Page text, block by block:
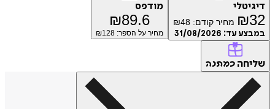
דיגיטלי
₪32 מחיר קודם: ₪48
במבצע עד: 31/08/2026
מודפס
₪89.6
מחיר על הספר: ₪ 128
שליחה כמתנה